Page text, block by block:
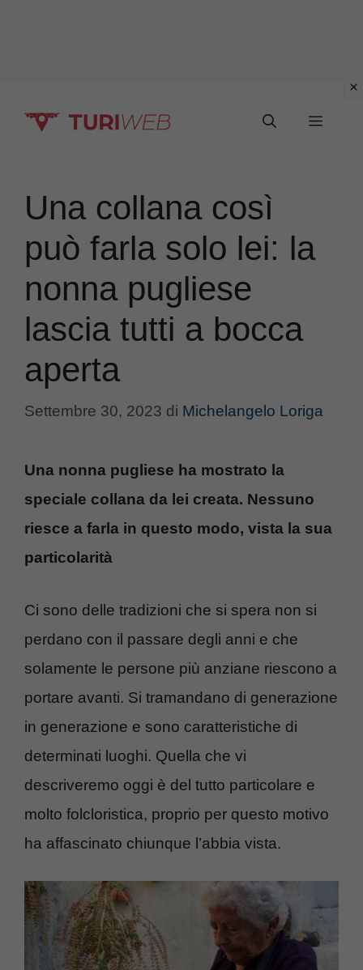
Menu
Una collana così
può farla solo lei: la
nonna pugliese
lascia tutti a bocca
aperta
Settembre 30, 2023 di Michelangelo Loriga
Una nonna pugliese ha mostrato la
speciale collana da lei creata. Nessuno
riesce a farla in questo modo, vista la sua
particolarità
Ci sono delle tradizioni che si spera non si
perdano con il passare degli anni e che
solamente le persone più anziane riescono a
portare avanti. Si tramandano di generazione
in generazione e sono caratteristiche di
determinati luoghi. Quella che vi
descriveremo oggi è del tutto particolare e
molto folcloristica, proprio per questo motivo
ha affascinato chiunque l’abbia vista.